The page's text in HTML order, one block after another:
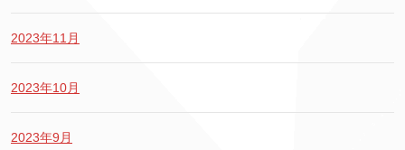
2023年11月
2023年10月
2023年9月